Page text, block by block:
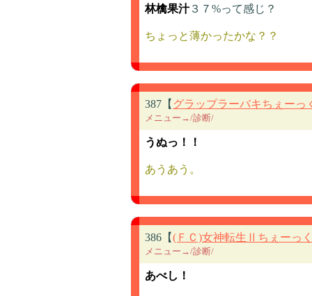
林檎果汁３７%って感じ？
ちょっと薄かったかな？？
387【 グラップラーバキちぇーっ
メニュー→/診断/
うぬっ！！
あうあう。
386【(ＦＣ)女神転生Ⅱちぇーっ
メニュー→/診断/
あべし！